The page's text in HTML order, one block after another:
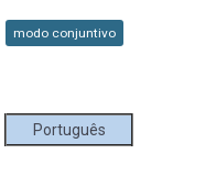
modo conjuntivo
Português